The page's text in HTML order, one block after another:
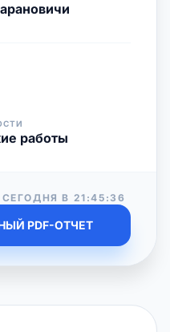
работы
В 21:45:36
PDF-ОТЧЕТ